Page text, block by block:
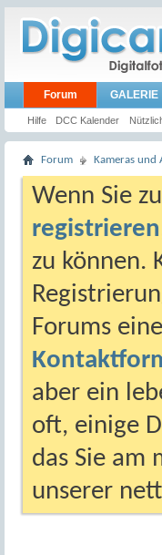
Forum
Hilfe DCC Kalender
GALERIE
Forum Kameras und
Wenn Sie
registrieren
zu können.
Forums
aber ein
oft, einige
das Sie am
unserer